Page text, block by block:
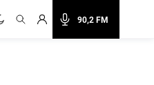
90,2 FM